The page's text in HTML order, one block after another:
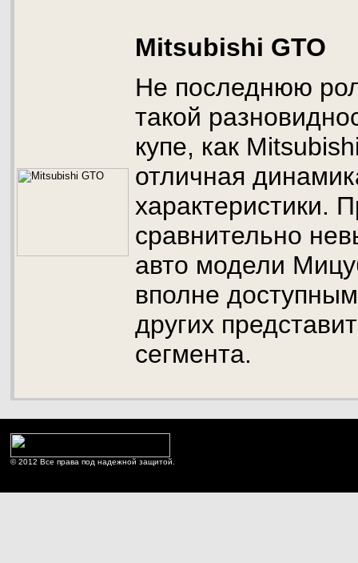
Mitsubishi GTO
Не последнюю
такой
купе, как
отличная
характеристики.
сравнительно
авто модели
вполне
других
сегмента.
© 2012 Все права под надежной защитой.